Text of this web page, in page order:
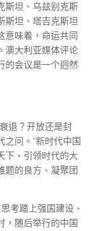
斯坦、乌兹别克斯
斯坦、塔吉克斯坦
意味着，命运共同
澳大利亚媒体评论
的会议是一个迥然
退？开放还是封
问。”新时代中国
下、引领时代的大
题的良方、凝聚团
考踏上强国建设、
，随后举行的中国